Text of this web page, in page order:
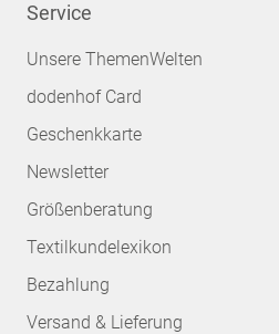
Service
Unsere ThemenWelten
dodenhof Card
Geschenkkarte
Newsletter
Größenberatung
Textilkundelexikon
Bezahlung
Versand & Lieferung